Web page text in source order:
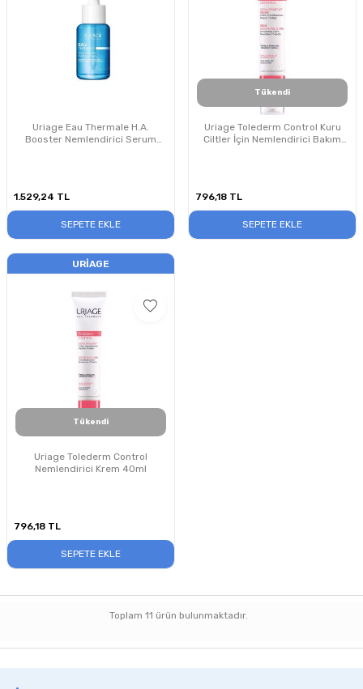
Uriage Eau Thermale H.A.
Booster Nemlendirici Serum
1.529,24 TL
SEPETE EKLE
Tükendi
Uriage Tolederm Control Kuru
Ciltler İçin Nemlendirici Bakım
796,18 TL
SEPETE EKLE
URIAGE
Tükendi
Uriage Tolederm Control
Nemlendirici Krem 40ml
796,18 TL
SEPETE EKLE
Toplam 11 ürün bulunmaktadır.